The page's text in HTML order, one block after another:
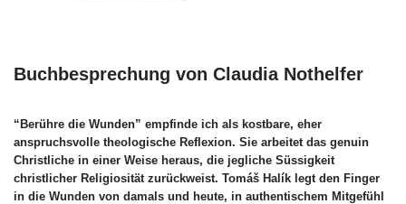
Buchbesprechung von Claudia Nothelfer
“Berühre die Wunden” empfinde ich als kostbare, eher
anspruchsvolle theologische Reflexion. Sie arbeitet das genuin
Christliche in einer Weise heraus, die jegliche Süssigkeit
christlicher Religiosität zurückweist. Tomáš Halík legt den Finger
in die Wunden von damals und heute, in authentischem Mitgefühl